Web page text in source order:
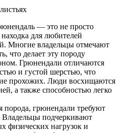
— это не просто
для любителей
Многие владельцы отмечают
что делает эту породу
Грюнендали отличаются
и густой шерстью, что
прохожих. Люди восхищаются
а также способностью легко
порода, грюнендали требуют
подчеркивают
физических нагрузок и